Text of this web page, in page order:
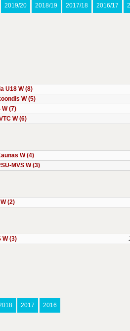
2019/20 2018/19 2017/18 2016/17
U18 W (8)
W (5)
W (7)
W (6)
W (4)
MVS W (3)
(2)
W (3)
2017 2016